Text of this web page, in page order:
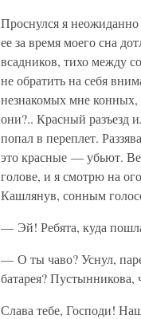
Проснулся я
ее за время моего сна
всадников, тихо между
не обратить на себя
незнакомых мне
они?.. Красный разъезд
попал в переплет.
это красные — убьют.
голове, и я смотрю на
Кашлянув, сонным
— Эй! Ребята, куда пошла
— О ты чаво? Уснул,
батарея? Пустынникова,
Слава тебе, Господи!